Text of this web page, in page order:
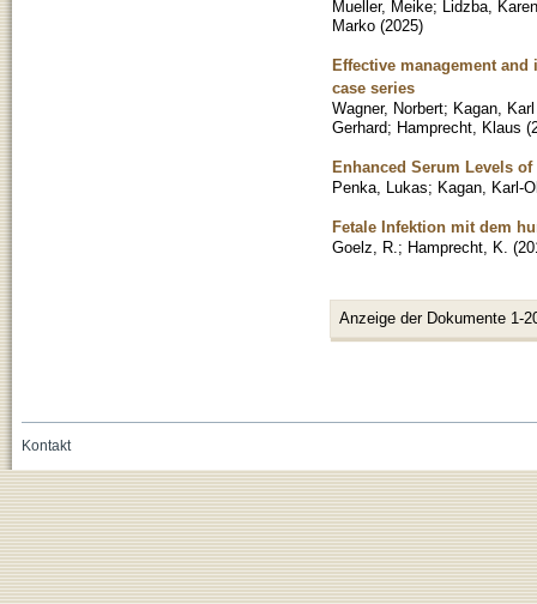
Mueller, Meike; Lidzba, Karen
Marko (2025)
Effective management
case series
Wagner, Norbert; Kagan,
Gerhard; Hamprecht, Klaus (
Enhanced Serum Levels
Penka, Lukas; Kagan, Karl-
Fetale Infektion mit dem
Goelz, R. ; Hamprecht, K. (
Anzeige der Dokumente 1-
Kontakt